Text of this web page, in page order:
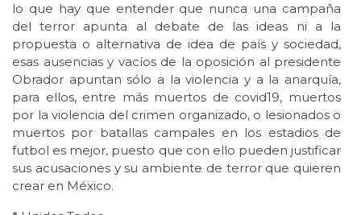
lo que hay que entender que nunca una campaña
del terror apunta al debate de las ideas ni a la
propuesta o alternativa de idea de país y sociedad,
esas ausencias y vacíos de la oposición al presidente
Obrador apuntan sólo a la violencia y a la anarquía,
para ellos, entre más muertos de covid19, muertos
por la violencia del crimen organizado, o lesionados o
muertos por batallas campales en los estadios de
futbol es mejor, puesto que con ello pueden justificar
sus acusaciones y su ambiente de terror que quieren
crear en México.